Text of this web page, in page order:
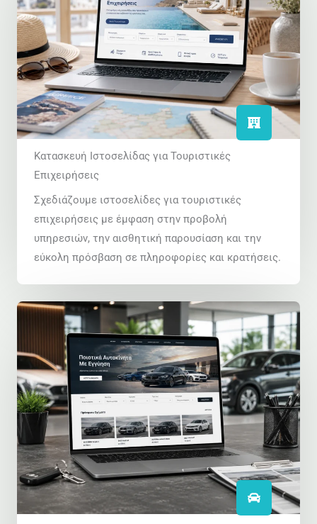
Κατασκευή Ιστοσελίδας για Τουριστικές
Επιχειρήσεις
Σχεδιάζουμε ιστοσελίδες για τουριστικές
επιχειρήσεις με έμφαση στην προβολή
υπηρεσιών, την αισθητική παρουσίαση και την
εύκολη πρόσβαση σε πληροφορίες και κρατήσεις.